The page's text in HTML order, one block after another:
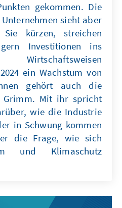
gekommen. Die
sieht aber
kürzen, streichen
Investitionen ins
ein Wachstum von
gehört auch die
Grimm. Mit ihr spricht
wie die Industrie
in Schwung kommen
die Frage, wie sich
und Klimaschutz